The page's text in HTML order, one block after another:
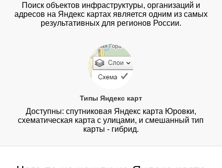
Поиск объектов инфраструктуры, организаций и
адресов на Яндекс картах является одним из самых
результативных для регионов России.
Типы Яндекс карт
Доступны: спутниковая Яндекс карта Юровки,
схематическая карта с улицами, и смешанный тип
карты - гибрид.